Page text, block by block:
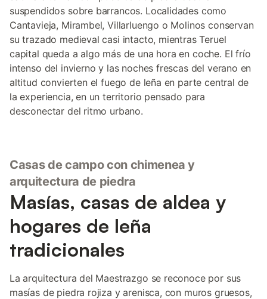
suspendidos sobre barrancos. Localidades como
Cantavieja, Mirambel, Villarluengo o Molinos conservan
su trazado medieval casi intacto, mientras Teruel
capital queda a algo más de una hora en coche. El frío
intenso del invierno y las noches frescas del verano en
altitud convierten el fuego de leña en parte central de
la experiencia, en un territorio pensado para
desconectar del ritmo urbano.
Casas de campo con chimenea y
arquitectura de piedra
Masías, casas de aldea y
hogares de leña
tradicionales
La arquitectura del Maestrazgo se reconoce por sus
masías de piedra rojiza y arenisca, con muros gruesos,